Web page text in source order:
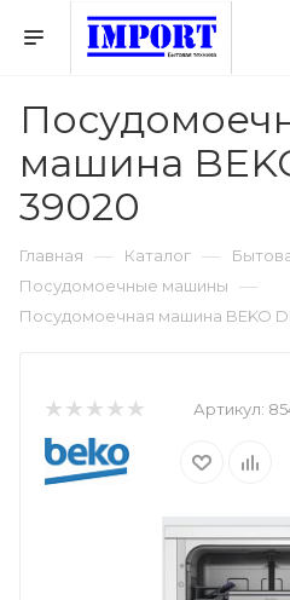
машина
39020
Главная — Каталог —
Посудомоечные машины —
Посудомоечная машина BEKO
Артикул: